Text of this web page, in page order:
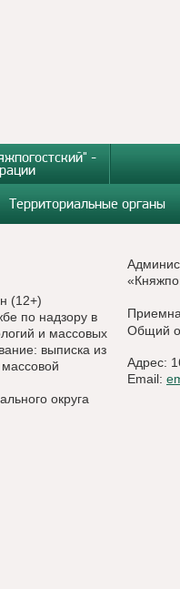
-
Территориальные органы
(12+)
по надзору в
и массовых
выписка из
округа
Общий
Адрес:
Email: